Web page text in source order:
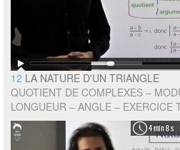
12 LA NATURE D'UN TRIANGLE
QUOTIENT DE COMPLEXES –
LONGUEUR – ANGLE – EXERCICE
4 min 8 s